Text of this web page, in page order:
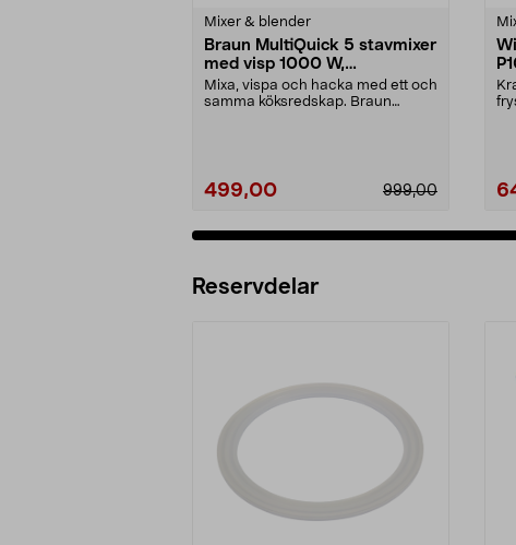
Mixer & blender
Braun MultiQuick 5 stavmixer
med visp 1000 W,
MQ50202M
Mixa, vispa och hacka med ett och
samma köksredskap. Braun
499,00 999,00
Reservdelar